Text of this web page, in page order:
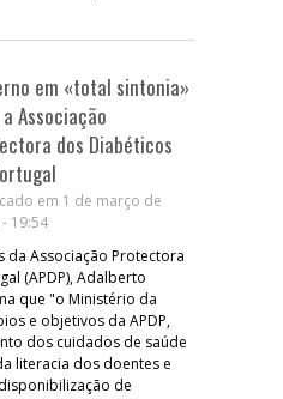
em «total sintonia»
Associação
dos Diabéticos
em 1 de março de
19:54
Associação Protectora
(APDP), Adalberto
que "o Ministério da
e objetivos da APDP,
dos cuidados de saúde
literacia dos doentes e
de